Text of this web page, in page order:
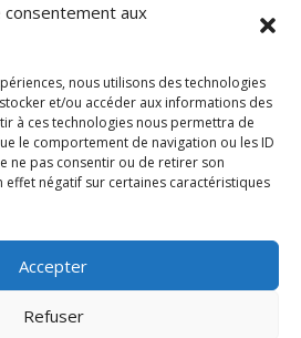
consentement aux
nous utilisons des technologies
et/ou accéder aux informations des
à ces technologies nous permettra de
le comportement de navigation ou les ID
ne pas consentir ou de retirer son
effet négatif sur certaines caractéristiques
Accepter
Refuser
Partenaires
Tarifs
Espace Client